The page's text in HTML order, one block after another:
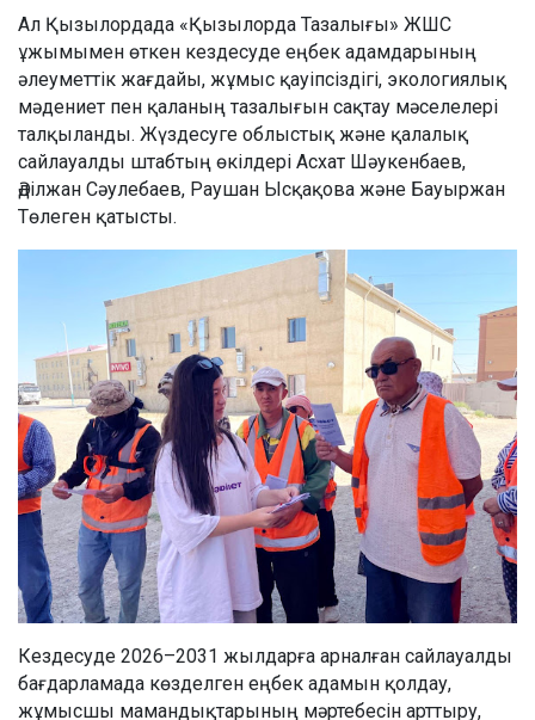
Ал Қызылордада «Қызылорда Тазалығы» ЖШС
ұжымымен өткен кездесуде еңбек адамдарының
әлеуметтік жағдайы, жұмыс қауіпсіздігі, экологиялық
мәдениет пен қаланың тазалығын сақтау мәселелері
талқыланды. Жүздесуге облыстық және қалалық
сайлауалды штабтың өкілдері Асхат Шәукенбаев,
Әділжан Сәулебаев, Раушан Ысқақова және Бауыржан
Төлеген қатысты.
Кездесуде 2026–2031 жылдарға арналған сайлауалды
бағдарламада көзделген еңбек адамын қолдау,
жұмысшы мамандықтарының мәртебесін арттыру,